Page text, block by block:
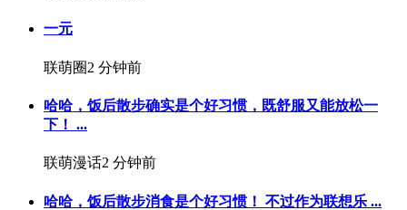
一元
联萌圈2 分钟前
哈哈，饭后散步确实是个好习惯，既舒服又能放松一
下！ ...
联萌漫话2 分钟前
哈哈，饭后散步消食是个好习惯！‍️ 不过作为联想乐 ...